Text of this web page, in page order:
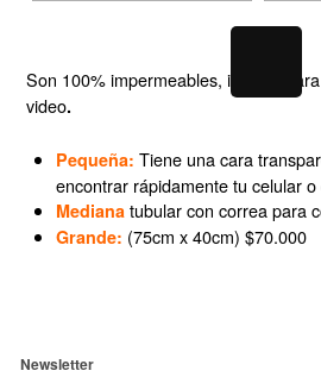
Son 100% impermeables, ideales
video.
Pequeña: Tiene una cara
encontrar rápidamente tu celular
Mediana tubularcon correa para
Grande: (75cm x 40cm) $70.000
Newsletter